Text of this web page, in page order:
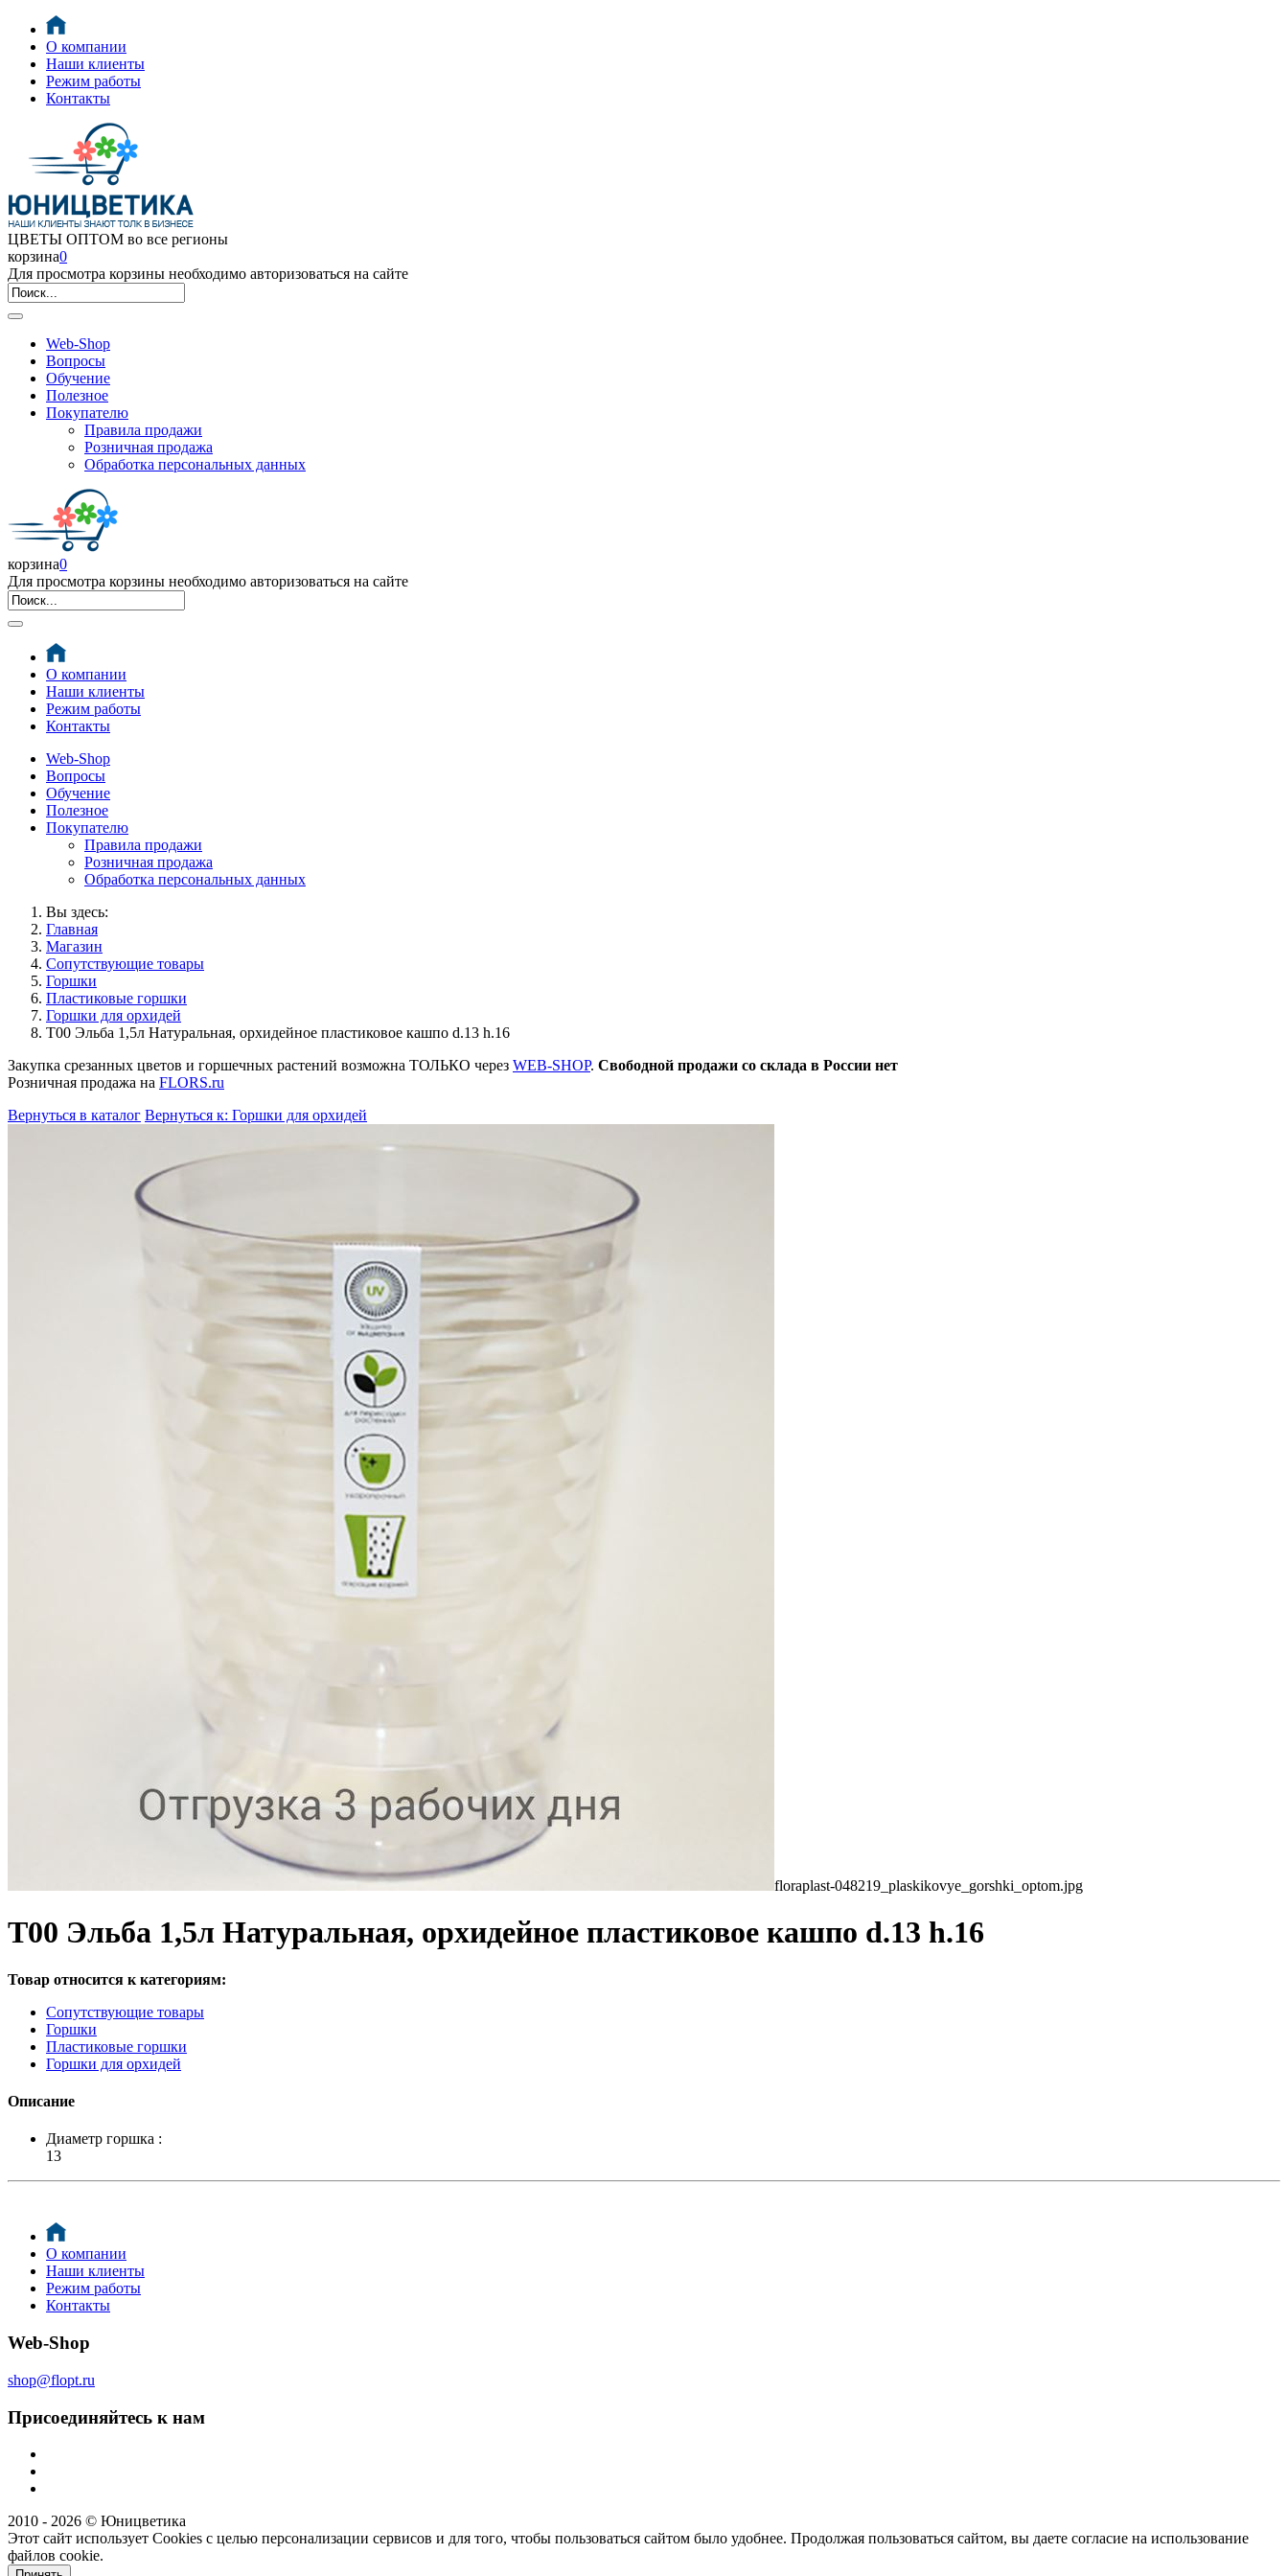
О компании
Наши клиенты
Режим работы
Контакты
ЦВЕТЫ ОПТОМ во все регионы
корзина0
Для просмотра корзины необходимо авторизоваться на сайте
Web-Shop
Вопросы
Обучение
Полезное
Покупателю
Правила продажи
Розничная продажа
Обработка персональных данных
корзина0
Для просмотра корзины необходимо авторизоваться на сайте
О компании
Наши клиенты
Режим работы
Контакты
Web-Shop
Вопросы
Обучение
Полезное
Покупателю
Правила продажи
Розничная продажа
Обработка персональных данных
Вы здесь:
Главная
Магазин
Сопутствующие товары
Горшки
Пластиковые горшки
Горшки для орхидей
Т00 Эльба 1,5л Натуральная, орхидейное пластиковое кашпо d.13 h.16
Закупка срезанных цветов и горшечных растений возможна ТОЛЬКО через WEB-SHOP. Свободной продажи со склада в России нет
Розничная продажа на FLORS.ru
Вернуться в каталог Вернуться к: Горшки для орхидей
floraplast-048219_plaskikovye_gorshki_optom.jpg
Т00 Эльба 1,5л Натуральная, орхидейное пластиковое кашпо d.13 h.16
Товар относится к категориям:
Сопутствующие товары
Горшки
Пластиковые горшки
Горшки для орхидей
Описание
Диаметр горшка :
13
О компании
Наши клиенты
Режим работы
Контакты
Web-Shop
shop@flopt.ru
Присоединяйтесь к нам
2010 - 2026 © Юницветика
Этот сайт использует Cookies с целью персонализации сервисов и для того, чтобы пользоваться сайтом было удобнее. Продолжая пользоваться сайтом, вы даете согласие на использование
файлов cookie.